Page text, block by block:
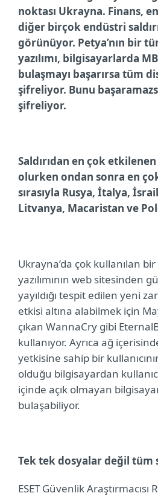
noktası Ukrayna. Finans,
diğer birçok endüstri
görünüyor. Petya’nın bir
yazılımı, bilgisayarlarda
bulaşmayı başarırsa tüm
şifreliyor. Bunu
şifreliyor.
Saldırıdan en çok
olurken ondan sonra en
sırasıyla Rusya, İtalya,
Litvanya, Macaristan ve
Ukrayna’da çok kullanılan
yazılımının web sitesinden
yayıldığı tespit edilen yeni
etkisi altına alabilmek için
çıkan WannaCry gibi
kullanıyor. Ayrıca ağ
yetkisine sahip bir
olduğu bilgisayardan
içinde açık olmayan
bulaşabiliyor.
Tek tek dosyalar değil tüm
ESET Güvenlik Araştırmacısı